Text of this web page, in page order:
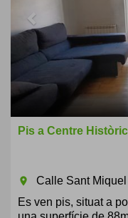
Pis a Centre
room
Calle Sant
Es ven pis, situat a